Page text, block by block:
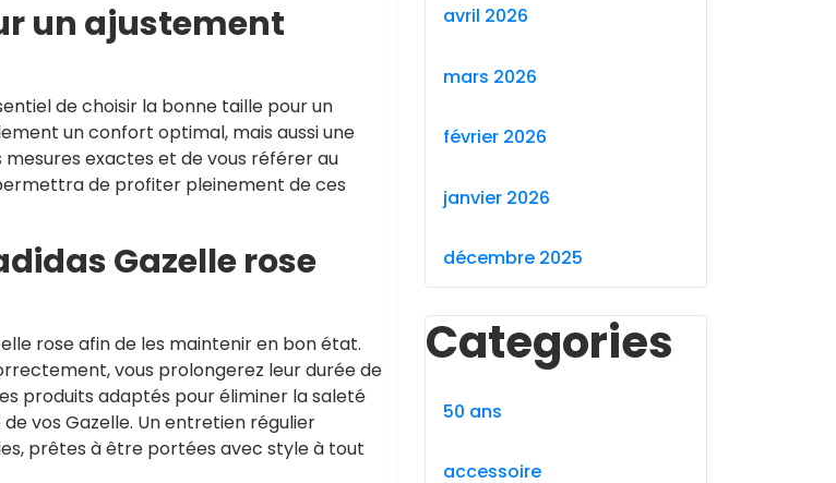
un ajustement
de choisir la bonne taille pour un
un confort optimal, mais aussi une
exactes et de vous référer au
de profiter pleinement de ces
Gazelle rose
rose afin de les maintenir en bon état.
vous prolongerez leur durée de
produits adaptés pour éliminer la saleté
vos Gazelle. Un entretien régulier
prêtes à être portées avec style à tout
avril 2026
mars 2026
février 2026
janvier 2026
décembre 2025
Categories
50 ans
accessoire